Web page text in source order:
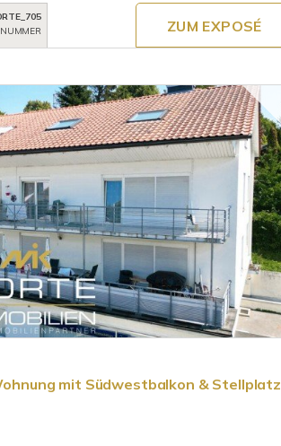
ZUM EXPOSÉ
mit Südwestbalkon & Stellplatz